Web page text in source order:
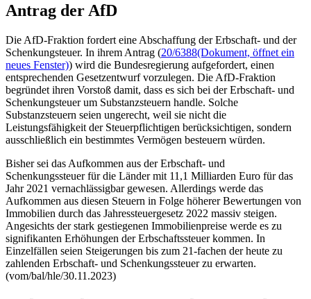
Schenkungsteuer. In ihrem Antrag (
neues Fenster)) wird die Bundesregierung aufgefordert, einen
begründet ihren Vorstoß damit, dass es sich bei der Erbschaft- und
Schenkungsteuer um Substanzsteuern handle. Solche
Substanzsteuern seien ungerecht, weil sie nicht die
Leistungsfähigkeit der Steuerpflichtigen berücksichtigen, sondern
ausschließlich ein bestimmtes Vermögen besteuern würden.
Bisher sei das Aufkommen aus der Erbschaft- und
Schenkungssteuer für die Länder mit 11,1 Milliarden Euro für das
Jahr 2021 vernachlässigbar gewesen. Allerdings werde das
Immobilien durch das Jahressteuergesetz 2022 massiv steigen.
Angesichts der stark gestiegenen Immobilienpreise werde es zu
signifikanten Erhöhungen der Erbschaftssteuer kommen. In
Einzelfällen seien Steigerungen bis zum 21-fachen der heute zu
zahlenden Erbschaft- und Schenkungssteuer zu erwarten.
(vom/bal/hle/30.11.2023)
Reden zu diesem Tagesordnungspunkt